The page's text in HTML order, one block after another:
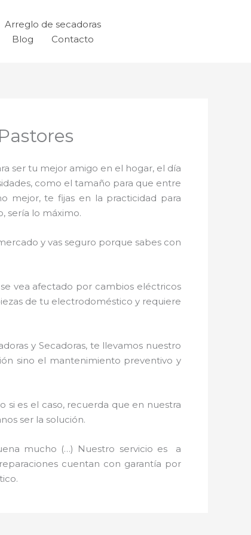
Arreglo de secadoras
Blog Contacto
ser tu mejor amigo en el hogar, el día
como el tamaño para que entre
mejor, te fijas en la practicidad para
sería lo máximo.
y vas seguro porque sabes con
vea afectado por cambios eléctricos
de tu electrodoméstico y requiere
y Secadoras, te llevamos nuestro
sino el mantenimiento preventivo y
es el caso, recuerda que en nuestra
ser la solución.
mucho (…) Nuestro servicio es a
cuentan con garantía por